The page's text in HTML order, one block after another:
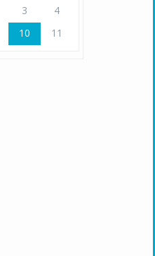
3
4
10 11